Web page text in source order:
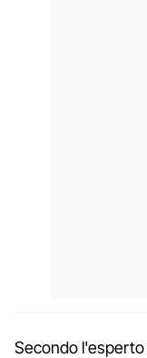
Secondo l'esperto